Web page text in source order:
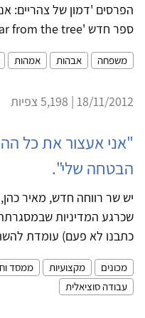
הפרסים 'דמון של צהריים:
ספר חדש 'far from the tree' ('רחוק מהעץ')...
משפחה אבהות אמהות
18/11/2012 | 5,198 צפיות
"אני אעצור את כל
הבטחה שלי".
יש שר רווחה חדש, מאיר
שכרגע המדיניות
כתבנו לא פעם) עומדת
מכונים מקצועיות ממסד
עבודה סוציאלית